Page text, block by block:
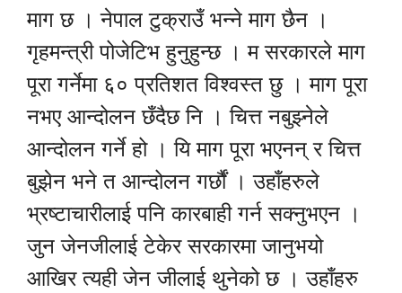
माग छ । नेपाल टुक्राउँ भन्ने माग छैन ।
गृहमन्त्री पोजेटिभ हुनुहुन्छ । म सरकारले माग
पूरा गर्नेमा ६० प्रतिशत विश्वस्त छु । माग पूरा
नभए आन्दोलन छँदैछ नि । चित्त नबुझ्नेले
आन्दोलन गर्ने हो । यि माग पूरा भएनन् र चित्त
बुझेन भने त आन्दोलन गर्छौं । उहाँहरुले
भ्रष्टाचारीलाई पनि कारबाही गर्न सक्नुभएन ।
जुन जेनजीलाई टेकेर सरकारमा जानुभयो
आखिर त्यही जेन जीलाई थुनेको छ । उहाँहरु